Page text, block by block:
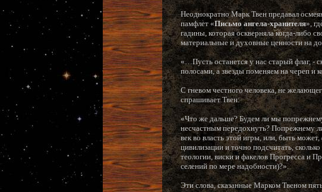
Неоднократно Марк Твен предавал
памфлет «Письмо ангела-хранителя»,
гадины, которая оскверняла когда-либо
материальные и духовные ценности на
«…Пусть останется у нас старый флаг, -
полосами, а звезды поменяем на череп и
С гневом честного человека, не
спрашивает Твен:
«Что же дальше? Будем ли мы
несчастным передохнуть? Попрежнему
век во власть этой игры, или, быть
цивилизации и точно подсчитать,
теологии, виски и факелов Прогресса и
селений по мере надобности)?».
Эти слова, сказанные Марком Твеном